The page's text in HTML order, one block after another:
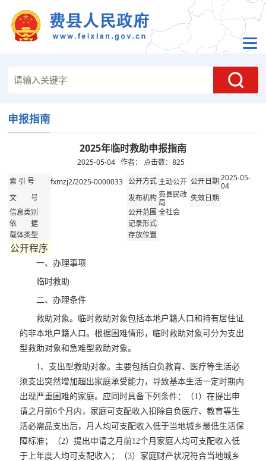
申报指南
2025年临时救助申报指南
2025-05-04 作者： 点击数：825
索 引 号 fxmzj2/2025-0000033 公开方式 主动公开 公开日期2025-05-
04
文 号 发布机构费县民政
局
失效日期
信息类别
公开范围全社会
依 据
记录形式
载体类型
存放位置
公开程序
一、办理事项
临时救助
二、办理条件
救助对象。临时救助对象包括本地户籍人口和持有居住证
的非本地户籍人口。根据困难情形，临时救助对象可分为支出
型救助对象和急难型救助对象。
1、支出型救助对象。主要包括自负教育、医疗等生活必
须支出突然增加超出家庭承受能力，导致基本生活一定时期内
出现严重困难的家庭。应同时具备下列条件：（1）在提出申
请之月前6个月内，家庭可支配收入扣除自负医疗、教育等生
活必需品支出后，月人均可支配收入低于当地城乡最低生活保
障标准；（2）提出申请之月前12个月家庭人均可支配收入低
于上年度人均可支配收入；（3）家庭财产状况符合当地城乡